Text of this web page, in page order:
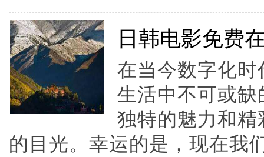
日韩电影免费
在当今数字化
生活中不可或
独特的魅力和
的目光。幸运的是，现在我